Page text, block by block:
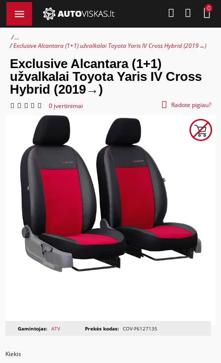
0
...
Exclusive Alcantara (1+1) užvalkalai Toyota Yaris IV Cross Hybrid (2019→)
Exclusive Alcantara (1+1)
užvalkalai Toyota Yaris IV Cross
Hybrid (2019→)
0 įvertinimai Radote pigiau?
Gamintojas: ATV Prekės kodas: COV-F6127135
Kiekis